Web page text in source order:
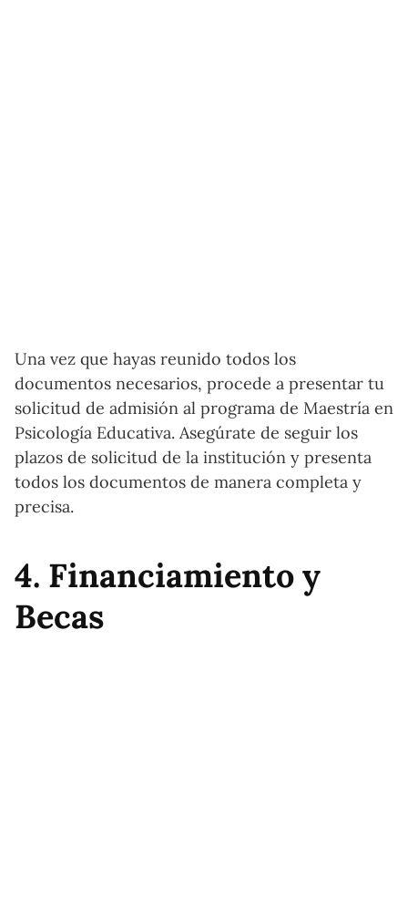
Una vez que hayas reunido todos los
documentos necesarios, procede a presentar tu
solicitud de admisión al programa de Maestría en
Psicología Educativa. Asegúrate de seguir los
plazos de solicitud de la institución y presenta
todos los documentos de manera completa y
precisa.
4. Financiamiento y
Becas